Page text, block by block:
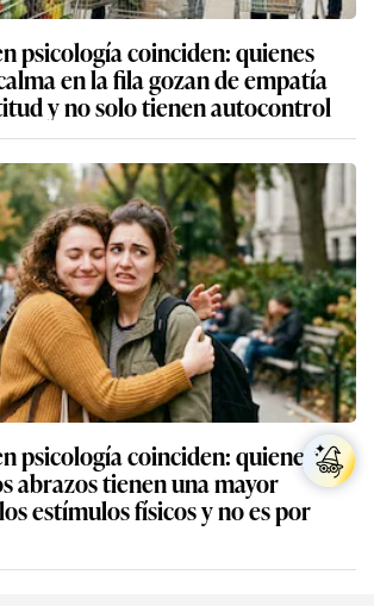
psicología coinciden: quienes
en la fila gozan de empatía
y no solo tienen autocontrol
psicología coinciden: quienes no
abrazos tienen una mayor
estímulos físicos y no es por